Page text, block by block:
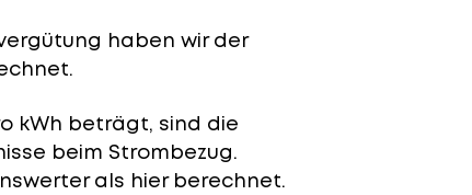
haben wir der
kWh beträgt, sind die
beim Strombezug.
als hier berechnet.